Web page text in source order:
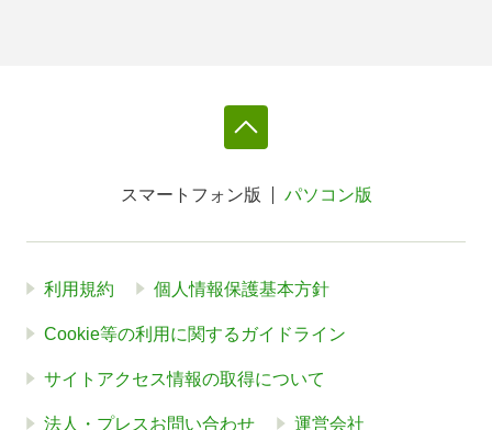
スマートフォン版 パソコン版
利用規約 個人情報保護基本方針
Cookie等の利用に関するガイドライン
サイトアクセス情報の取得について
法人・プレスお問い合わせ 運営会社